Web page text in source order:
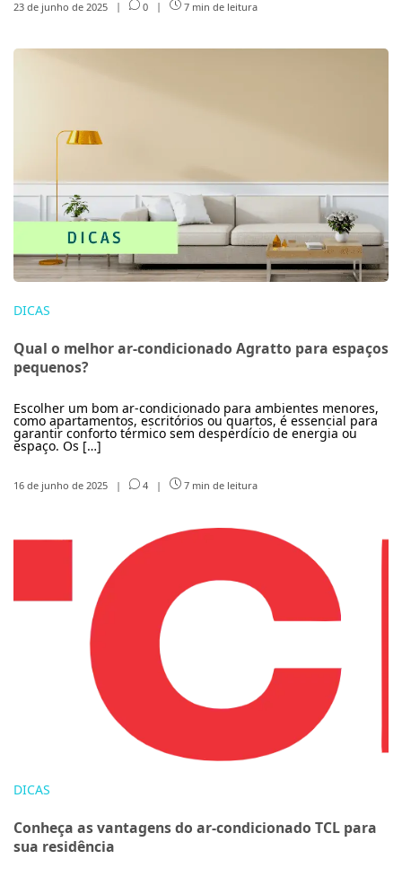
23 de junho de 2025 | 0 | 7 min de leitura
DICAS
Qual o melhor ar-condicionado Agratto para espaços
pequenos?
Escolher um bom ar-condicionado para ambientes menores,
como apartamentos, escritórios ou quartos, é essencial para
garantir conforto térmico sem desperdício de energia ou
espaço. Os […]
16 de junho de 2025 | 4 | 7 min de leitura
DICAS
Conheça as vantagens do ar-condicionado TCL para
sua residência